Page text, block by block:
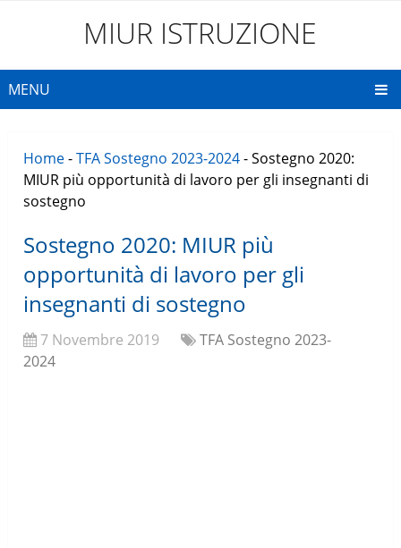
MIUR ISTRUZIONE
MENU
Home-TFA Sostegno 2023-2024-Sostegno 2020:
MIUR più opportunità di lavoro per gli insegnanti di
sostegno
Sostegno 2020: MIUR più
opportunità di lavoro per gli
insegnanti di sostegno
7 Novembre 2019
TFA Sostegno 2023-
2024